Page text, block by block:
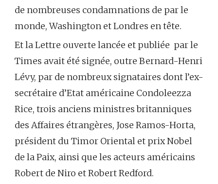
de nombreuses condamnations de par le
monde, Washington et Londres en tête.
Et la Lettre ouverte lancée et publiée par le
Times avait été signée, outre Bernard-Henri
Lévy, par de nombreux signataires dont l’ex-
secrétaire d’Etat américaine Condoleezza
Rice, trois anciens ministres britanniques
des Affaires étrangères, Jose Ramos-Horta,
président du Timor Oriental et prix Nobel
de la Paix, ainsi que les acteurs américains
Robert de Niro et Robert Redford.